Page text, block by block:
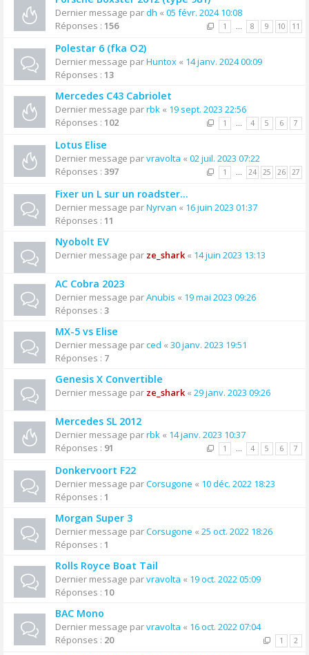
Dernier message pardh « 05 févr. 2024 10:08
Réponses : 156 1 … 8 9 10 11
Polestar 6 (fka O2)
Dernier message parHuntox « 14 janv. 2024 00:09
Réponses : 13
Mercedes C43 Cabriolet
Dernier message parrbk « 19 sept. 2023 22:56
Réponses : 102 1 … 4 5 6 7
Lotus Elise
Dernier message parvravolta « 02 juil. 2023 07:22
Réponses : 397 1 … 24 25 26 27
Fixer un L sur un roadster…
Dernier message parNyrvan « 16 juin 2023 01:37
Réponses : 11
Nyobolt EV
Dernier message par ze_shark« 14 juin 2023 13:13
AC Cobra 2023
Dernier message parAnubis « 19 mai 2023 09:26
Réponses : 3
MX-5 vs Elise
Dernier message parced « 30 janv. 2023 19:51
Réponses : 7
Genesis X Convertible
Dernier message par ze_shark« 29 janv. 2023 09:26
Mercedes SL 2012
Dernier message parrbk « 14 janv. 2023 10:37
Réponses : 91 1 … 4 5 6 7
Donkervoort F22
Dernier message parCorsugone « 10 déc. 2022 18:23
Réponses : 1
Morgan Super 3
Dernier message parCorsugone « 25 oct. 2022 18:26
Réponses : 1
Rolls Royce Boat Tail
Dernier message parvravolta « 19 oct. 2022 05:09
Réponses : 10
BAC Mono
Dernier message parvravolta « 16 oct. 2022 07:04
Réponses : 20 1 2